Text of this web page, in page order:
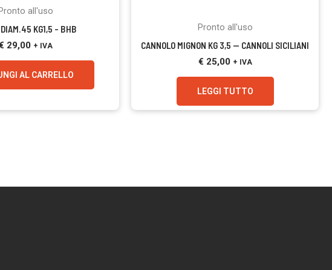
Pronto all'uso
DIAM.45 KG1,5 – BHB
29,00 + IVA
AL CARRELLO
Pronto all'uso
CANNOLO MIGNON KG 3,5 — CANNOLI SICILIANI
€ 25,00 + IVA
LEGGI TUTTO